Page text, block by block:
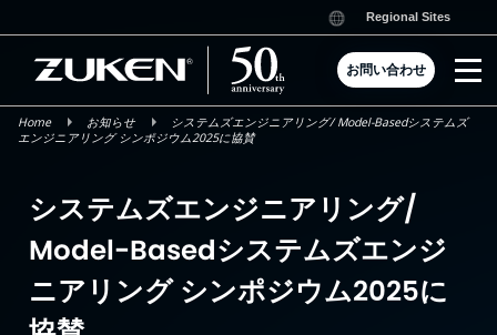
to
content
Regional Sites
お問い合わせ
Home お知らせ
システムズエンジニアリング/ Model-Basedシステムズ
エンジニアリング シンポジウム2025に協賛
システムズエンジニアリング/
Model-Basedシステムズエンジ
ニアリング シンポジウム2025に